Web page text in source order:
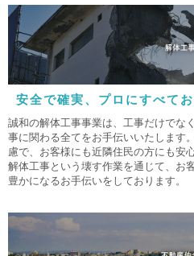
安全で確実、プロにすべて
誠和の解体工事事業は、工事だけでな
事に関わる全てをお手伝いいたします
慮で、お客様にも近隣住民の方にも安
解体工事という壊す作業を通じて、お
豊かになるお手伝いをしております。